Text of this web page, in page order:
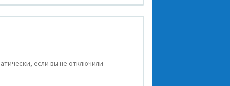
если вы не отключили